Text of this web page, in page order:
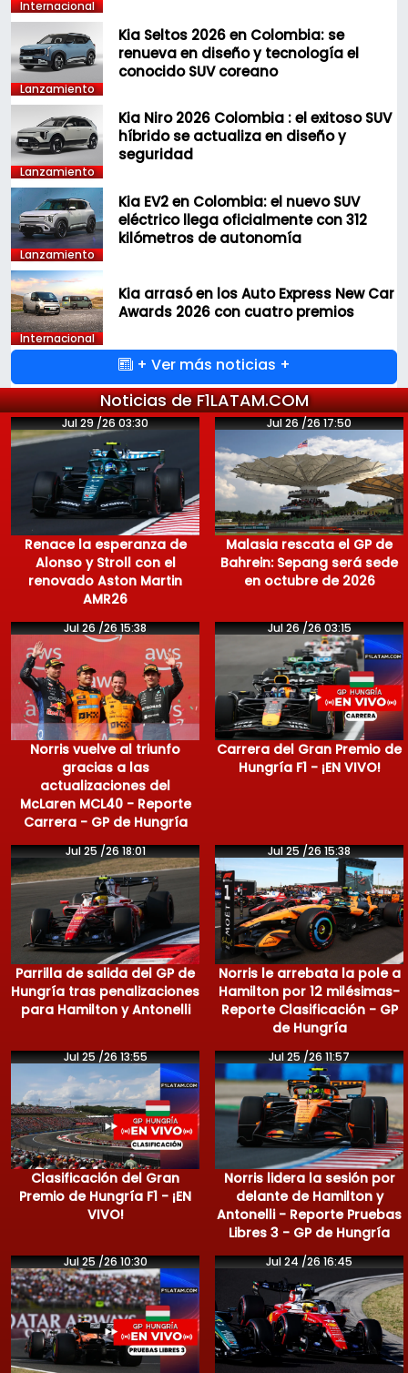
Internacional
Lanzamiento
Kia Seltos 2026 en Colombia: se
renueva en diseño y tecnología el
conocido SUV coreano
Lanzamiento
Kia Niro 2026 Colombia : el exitoso SUV
híbrido se actualiza en diseño y
seguridad
Lanzamiento
Kia EV2 en Colombia: el nuevo SUV
eléctrico llega oficialmente con 312
kilómetros de autonomía
Internacional
Kia arrasó en los Auto Express New Car
Awards 2026 con cuatro premios
+ Ver más noticias +
Noticias de F1LATAM.COM
Jul 29 /26 03:30
Renace la esperanza de
Alonso y Stroll con el
renovado Aston Martin
AMR26
Jul 26 /26 17:50
Malasia rescata el GP de
Bahrein: Sepang será sede
en octubre de 2026
Jul 26 /26 15:38
Norris vuelve al triunfo
gracias a las
actualizaciones del
McLaren MCL40 - Reporte
Carrera - GP de Hungría
Jul 26 /26 03:15
Carrera del Gran Premio de
Hungría F1 - ¡EN VIVO!
Jul 25 /26 18:01
Parrilla de salida del GP de
Hungría tras penalizaciones
para Hamilton y Antonelli
Jul 25 /26 15:38
Norris le arrebata la pole a
Hamilton por 12 milésimas-
Reporte Clasificación - GP
de Hungría
Jul 25 /26 13:55
Clasificación del Gran
Premio de Hungría F1 - ¡EN
VIVO!
Jul 25 /26 11:57
Norris lidera la sesión por
delante de Hamilton y
Antonelli - Reporte Pruebas
Libres 3 - GP de Hungría
Jul 25 /26 10:30 Jul 24 /26 16:45